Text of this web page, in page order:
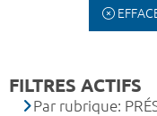
FILTRES ACTIFS
Par rubrique: